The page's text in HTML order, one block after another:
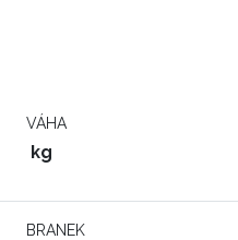
VÁHA
kg
BRANEK